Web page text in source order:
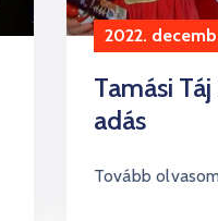
2022.
Tamási
adás
Tovább